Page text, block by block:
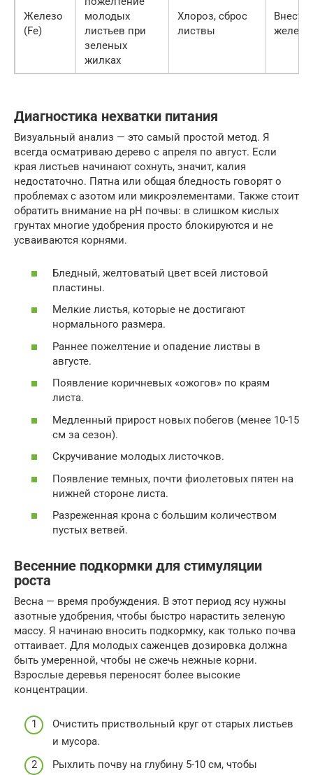
Железо
(Fe)
молодых
листьев при
зеленых
жилках
Хлороз, сброс
листвы
Внести
железа
Диагностика нехватки питания
Визуальный анализ — это самый простой метод. Я
всегда осматриваю дерево с апреля по август. Если
края листьев начинают сохнуть, значит, калия
недостаточно. Пятна или общая бледность говорят о
проблемах с азотом или микроэлементами. Также стоит
обратить внимание на pH почвы: в слишком кислых
грунтах многие удобрения просто блокируются и не
усваиваются корнями.
Бледный, желтоватый цвет всей листовой
пластины.
Мелкие листья, которые не достигают
нормального размера.
Раннее пожелтение и опадение листвы в
августе.
Появление коричневых «ожогов» по краям
листа.
Медленный прирост новых побегов (менее 10-15
см за сезон).
Скручивание молодых листочков.
Появление темных, почти фиолетовых пятен на
нижней стороне листа.
Разреженная крона с большим количеством
пустых ветвей.
Весенние подкормки для стимуляции
роста
Весна — время пробуждения. В этот период ясу нужны
азотные удобрения, чтобы быстро нарастить зеленую
массу. Я начинаю вносить подкормку, как только почва
оттаивает. Для молодых саженцев дозировка должна
быть умеренной, чтобы не сжечь нежные корни.
Взрослые деревья переносят более высокие
концентрации.
Очистить приствольный круг от старых листьев
и мусора.
Рыхлить почву на глубину 5-10 см, чтобы